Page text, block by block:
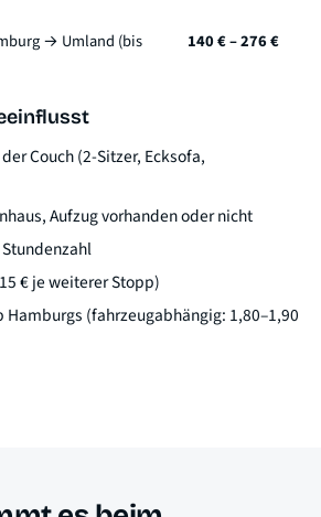
→ Umland (bis
140 € – 276 €
Couch (2-Sitzer, Ecksofa,
Aufzug vorhanden oder nicht
€ je weiterer Stopp)
Hamburgs (fahrzeugabhängig: 1,80–1,90